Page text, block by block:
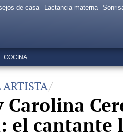
de casa Lactancia materna
COCINA
ARTISTA
Carolina
el cantante